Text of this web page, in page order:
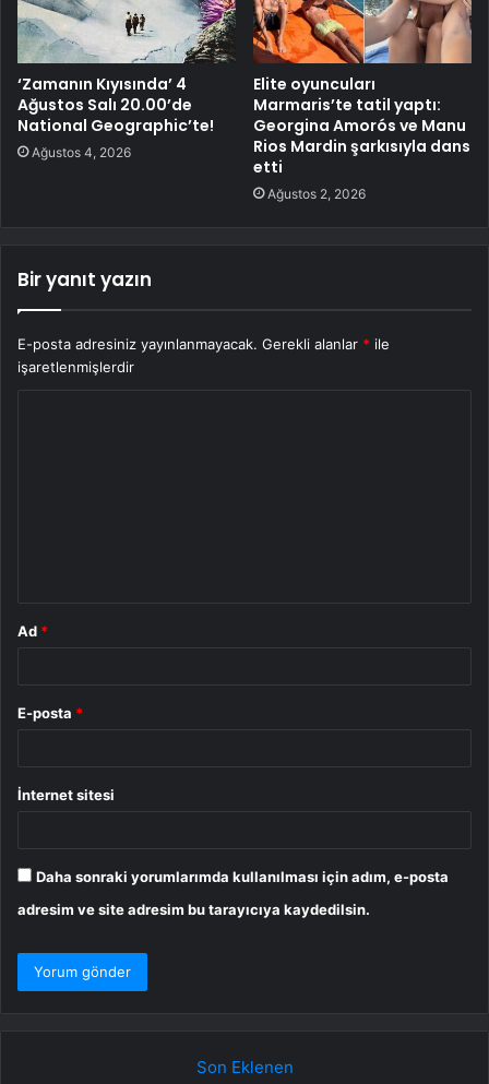
‘Zamanın Kıyısında’ 4
Ağustos Salı 20.00’de
National Geographic’te!
Ağustos 4, 2026
Elite oyuncuları
Marmaris’te tatil yaptı:
Georgina Amorós ve Manu
Rios Mardin şarkısıyla dans
etti
Ağustos 2, 2026
Bir yanıt yazın
E-posta adresiniz yayınlanmayacak. Gerekli alanlar * ile
işaretlenmişlerdir
Ad *
E-posta *
İnternet sitesi
Daha sonraki yorumlarımda kullanılması için adım, e-posta
adresim ve site adresim bu tarayıcıya kaydedilsin.
Son Eklenen